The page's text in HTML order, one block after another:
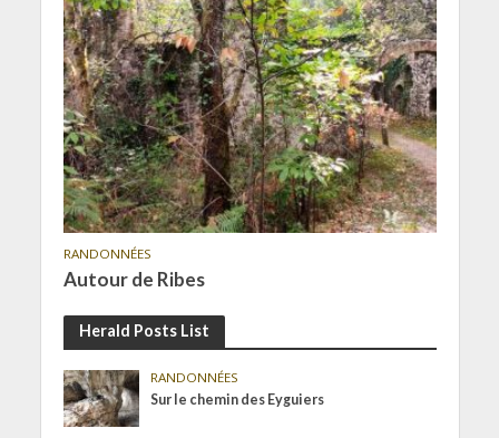
RANDONNÉES
Autour de Ribes
Herald Posts List
RANDONNÉES
Sur le chemin des Eyguiers